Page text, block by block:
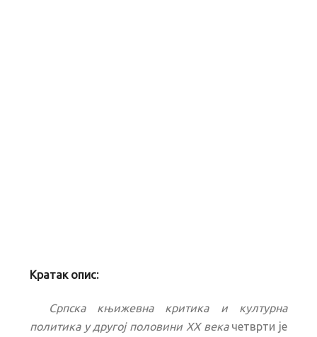
Кратак опис:
Српска књижевна критика и културна
политика у другој половини XX векачетврти је